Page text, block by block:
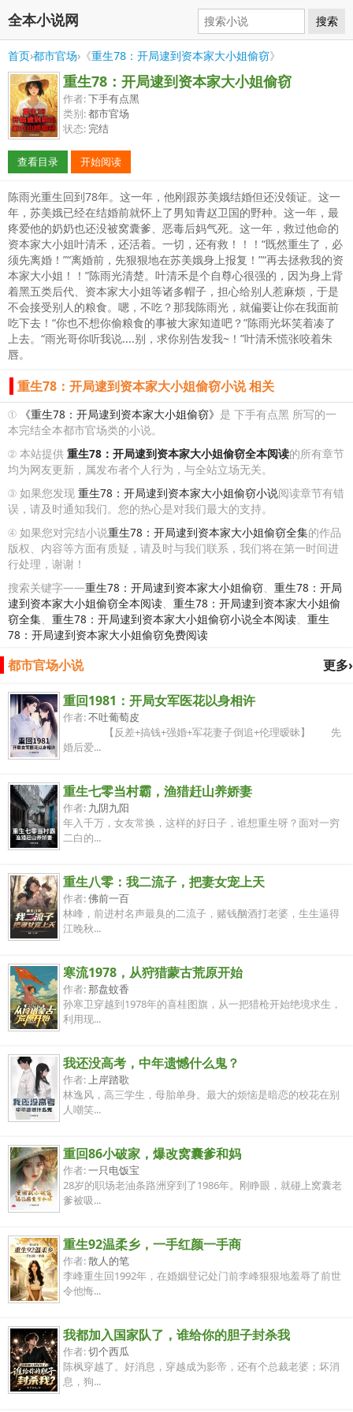
全本小说网 搜索
首页›都市官场›《重生78：开局逮到资本家大小姐偷窃》
重生78：开局逮到资本家大小姐偷窃
作者:下手有点黑
类别:都市官场
状态: 完结
查看目录 开始阅读
陈雨光重生回到78年。这一年，他刚跟苏美娥结婚但还没领证。这一
年，苏美娥已经在结婚前就怀上了男知青赵卫国的野种。这一年，最
疼爱他的奶奶也还没被窝囊爹、恶毒后妈气死。这一年，救过他命的
资本家大小姐叶清禾，还活着。一切，还有救！！！“既然重生了，必
须先离婚！”“离婚前，先狠狠地在苏美娥身上报复！”“再去拯救我的资
本家大小姐！！”陈雨光清楚。叶清禾是个自尊心很强的，因为身上背
着黑五类后代、资本家大小姐等诸多帽子，担心给别人惹麻烦，于是
不会接受别人的粮食。嗯，不吃？那我陈雨光，就偏要让你在我面前
吃下去！“你也不想你偷粮食的事被大家知道吧？”陈雨光坏笑着凑了
上去。“雨光哥你听我说....别，求你别告发我~！”叶清禾慌张咬着朱
唇。
重生78：开局逮到资本家大小姐偷窃小说 相关
① 《重生78：开局逮到资本家大小姐偷窃》 是 下手有点黑 所写的一
本完结全本都市官场类的小说。
② 本站提供 重生78：开局逮到资本家大小姐偷窃全本阅读的所有章节
均为网友更新，属发布者个人行为，与全站立场无关。
③ 如果您发现 重生78：开局逮到资本家大小姐偷窃小说阅读章节有错
误，请及时通知我们。您的热心是对我们最大的支持。
④ 如果您对完结小说重生78：开局逮到资本家大小姐偷窃全集的作品
版权、内容等方面有质疑，请及时与我们联系，我们将在第一时间进
行处理，谢谢！
搜索关键字——重生78：开局逮到资本家大小姐偷窃、 重生78：开局
逮到资本家大小姐偷窃全本阅读、 重生78：开局逮到资本家大小姐偷
窃全集、 重生78：开局逮到资本家大小姐偷窃小说全本阅读、 重生
78：开局逮到资本家大小姐偷窃免费阅读
更多›
都市官场小说
重回1981：开局女军医花以身相许
作者:不吐葡萄皮
【反差+搞钱+强婚+军花妻子倒追+伦理暧昧】 先
婚后爱...
重生七零当村霸，渔猎赶山养娇妻
作者: 九阴九阳
年入千万，女友常换，这样的好日子，谁想重生呀？面对一穷
二白的...
重生八零：我二流子，把妻女宠上天
作者:佛前一百
林峰，前进村名声最臭的二流子，赌钱酗酒打老婆，生生逼得
江晚秋...
寒流1978，从狩猎蒙古荒原开始
作者:那盘蚊香
孙寒卫穿越到1978年的喜桂图旗，从一把猎枪开始绝境求生，
利用现...
我还没高考，中年遗憾什么鬼？
作者:上岸踏歌
林逸风，高三学生，母胎单身。最大的烦恼是暗恋的校花在别
人嘲笑...
重回86小破家，爆改窝囊爹和妈
作者:一只电饭宝
28岁的职场老油条路洲穿到了1986年。刚睁眼，就碰上窝囊老
爹被吸...
重生92温柔乡，一手红颜一手商
作者:散人的笔
李峰重生回1992年，在婚姻登记处门前李峰狠狠地羞辱了前世
令他悔...
我都加入国家队了，谁给你的胆子封杀我
作者:切个西瓜
陈枫穿越了。好消息，穿越成为影帝，还有个总裁老婆；坏消
息，狗...